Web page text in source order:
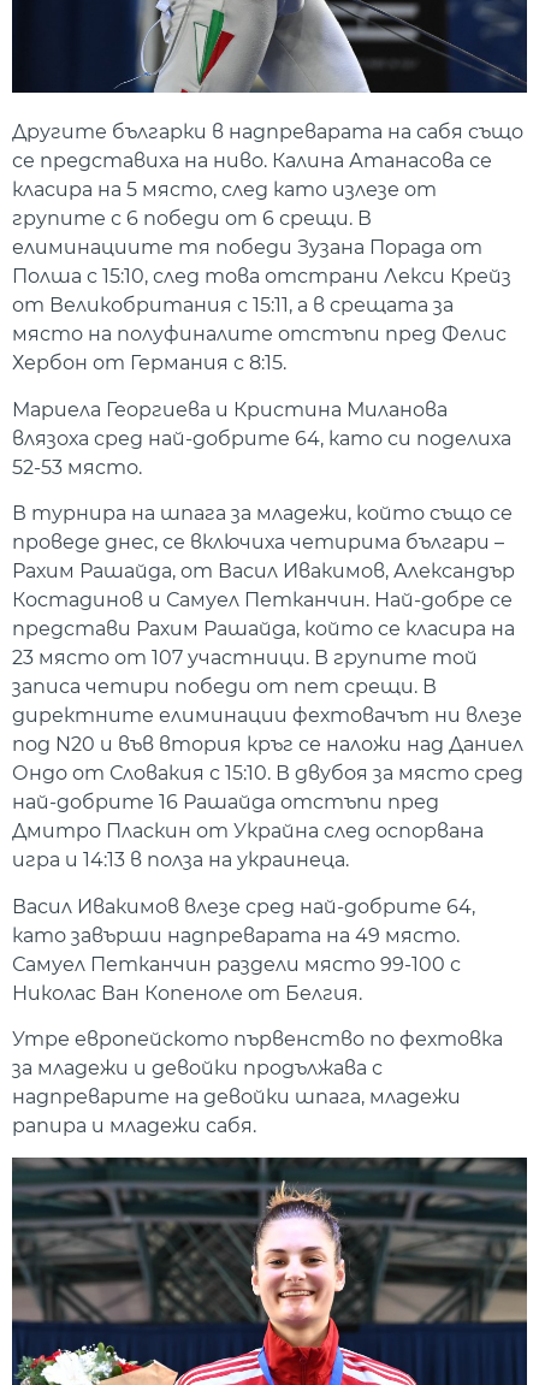
Другите българки в надпреварата на сабя също
се представиха на ниво. Калина Атанасова се
класира на 5 място, след като излезе от
групите с 6 победи от 6 срещи. В
елиминациите тя победи Зузана Порада от
Полша с 15:10, след това отстрани Лекси Крейз
от Великобритания с 15:11, а в срещата за
място на полуфиналите отстъпи пред Фелис
Хербон от Германия с 8:15.
Мариела Георгиева и Кристина Миланова
влязоха сред най-добрите 64, като си поделиха
52-53 място.
В турнира на шпага за младежи, който също се
проведе днес, се включиха четирима българи –
Рахим Рашайда, от Васил Ивакимов, Александър
Костадинов и Самуел Петканчин. Най-добре се
представи Рахим Рашайда, който се класира на
23 място от 107 участници. В групите той
записа четири победи от пет срещи. В
директните елиминации фехтовачът ни влезе
под N20 и във втория кръг се наложи над Даниел
Ондо от Словакия с 15:10. В двубоя за място сред
най-добрите 16 Рашайда отстъпи пред
Дмитро Пласкин от Украйна след оспорвана
игра и 14:13 в полза на украинеца.
Васил Ивакимов влезе сред най-добрите 64,
като завърши надпреварата на 49 място.
Самуел Петканчин раздели място 99-100 с
Николас Ван Копеноле от Белгия.
Утре европейското първенство по фехтовка
за младежи и девойки продължава с
надпреварите на девойки шпага, младежи
рапира и младежи сабя.